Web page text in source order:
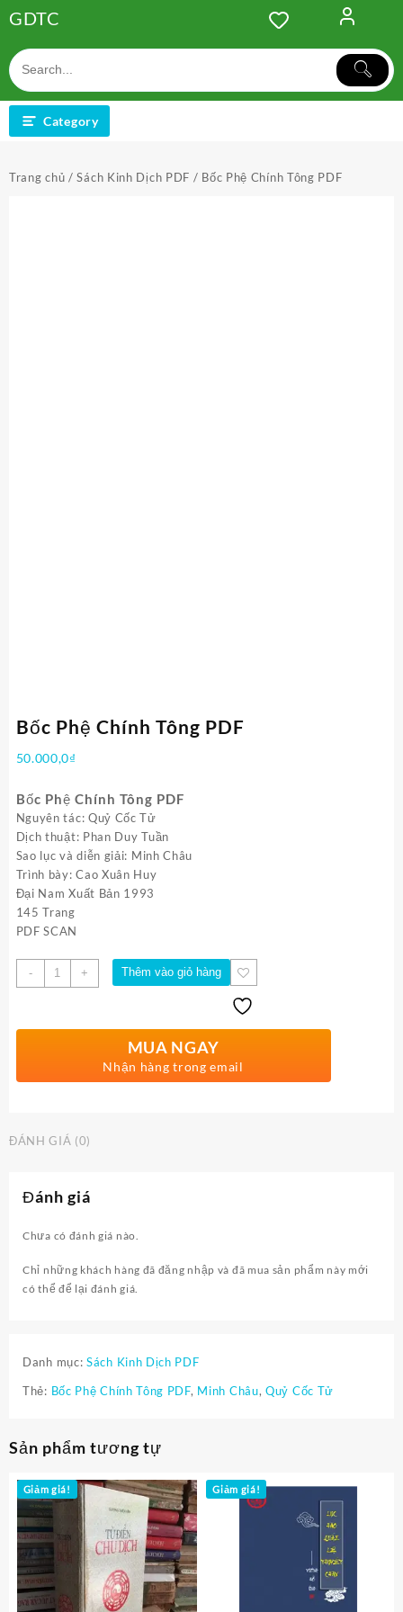
to
content
GDTC
Category
Trang chủ /Sách Kinh Dịch PDF / Bốc Phệ Chính Tông PDF
Bốc Phệ Chính Tông PDF
50.000,0₫
Bốc Phệ Chính Tông PDF
Nguyên tác: Quỷ Cốc Tử
Dịch thuật: Phan Duy Tuần
Sao lục và diễn giải: Minh Châu
Trình bày: Cao Xuân Huy
Đại Nam Xuất Bản 1993
145 Trang
PDF SCAN
-
Số
lượng
+ Thêm vào giỏ hàng
MUA NGAY
Nhận hàng trong email
ĐÁNH GIÁ (0)
Đánh giá
Chưa có đánh giá nào.
Chỉ những khách hàng đã đăng nhập và đã mua sản phẩm này mới
có thể để lại đánh giá.
Danh mục: Sách Kinh Dịch PDF
Thẻ: Bốc Phệ Chính Tông PDF, Minh Châu,Quỷ Cốc Tử
Sản phẩm tương tự
Giảm giá! Giảm giá!